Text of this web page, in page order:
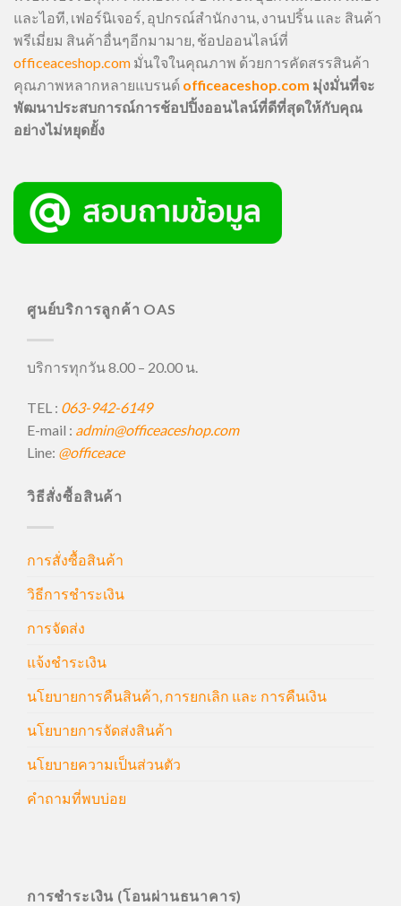
และไอที, เฟอร์นิเจอร์, อุปกรณ์สำนักงาน, งานปริ้น และ สินค้า
พรีเมี่ยม สินค้าอื่นๆอีกมามาย, ช้อปออนไลน์ที่
officeaceshop.com มั่นใจในคุณภาพ ด้วยการคัดสรรสินค้า
คุณภาพหลากหลายแบรนด์ officeaceshop.com มุ่งมั่นที่จะ
พัฒนาประสบการณ์การช้อปปิ้งออนไลน์ที่ดีที่สุดให้กับคุณ
อย่างไม่หยุดยั้ง
ศูนย์บริการลูกค้า OAS
บริการทุกวัน 8.00 – 20.00 น.
TEL : 063-942-6149
E-mail : admin@officeaceshop.com
Line: @officeace
วิธีสั่งซื้อสินค้า
การสั่งซื้อสินค้า
วิธีการชำระเงิน
การจัดส่ง
แจ้งชำระเงิน
นโยบายการคืนสินค้า, การยกเลิก และ การคืนเงิน
นโยบายการจัดส่งสินค้า
นโยบายความเป็นส่วนตัว
คำถามที่พบบ่อย
การชำระเงิน (โอนผ่านธนาคาร)